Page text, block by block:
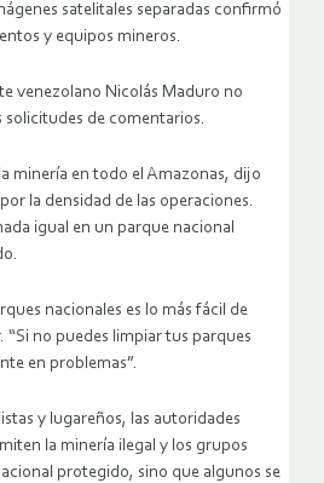
satelitales separadas confirmó
y equipos mineros.
venezolano Nicolás Maduro no
solicitudes de comentarios.
minería en todo el Amazonas, dijo
la densidad de las operaciones.
igual en un parque nacional
nacionales es lo más fácil de
“Si no puedes limpiar tus parques
en problemas”.
y lugareños, las autoridades
la minería ilegal y los grupos
protegido, sino que algunos se